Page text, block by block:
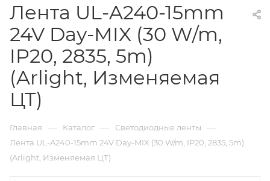
Лента UL-A240-15mm
24V Day-MIX (30 W/m,
IP20, 2835, 5m)
(Arlight, Изменяемая
ЦТ)
Главная — Каталог — Светодиодные ленты —
Лента UL-A240-15mm 24V Day-MIX (30 W/m, IP20, 2835, 5m)
(Arlight, Изменяемая ЦТ)